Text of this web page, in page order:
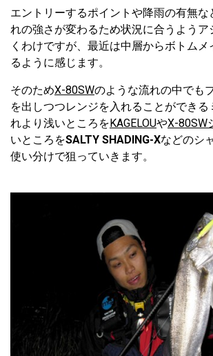
エントリーするポイントや降雨の有無
れの強さが変わるため状況に合うようア
くわけですが、最近は中層からボトム
るように感じます。
そのためX-80SWのような流れの中でも
を出しつつレンジを入れることができる
れより浅いところをKAGELOUやX-80SW
いところをSALTY SHADING-Xなどのシ
使い分けで狙っていきます。